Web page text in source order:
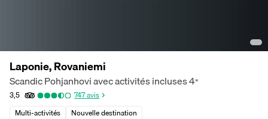
Laponie, Rovaniemi
Scandic Pohjanhovi avec activités incluses4*
3,5 747avis
Multi-activités
Nouvelle destination